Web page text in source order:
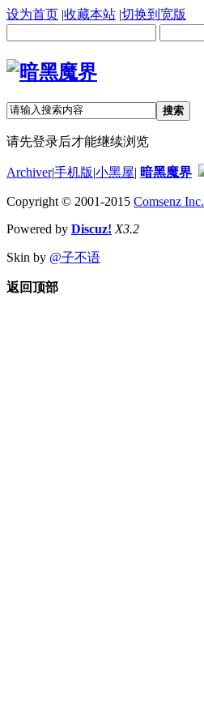
设为首页 |收藏本站 |切换到宽版
搜索
请先登录后才能继续浏览
Archiver|手机版|小黑屋| 暗黑魔界
Copyright © 2001-2015 Comsenz Inc.
Powered by Discuz! X3.2
Skin by @子不语
返回顶部